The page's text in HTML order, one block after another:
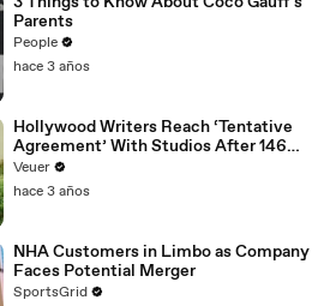
Parents
People
hace 3 años
Hollywood Writers Reach ‘Tentative
Agreement’ With Studios After 146
Day Strike
Veuer
hace 3 años
NHA Customers in Limbo as Company
Faces Potential Merger
SportsGrid